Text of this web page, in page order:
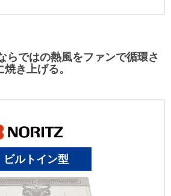
らではの熱風をファンで循環さ
き上げる。
ビルトイン型